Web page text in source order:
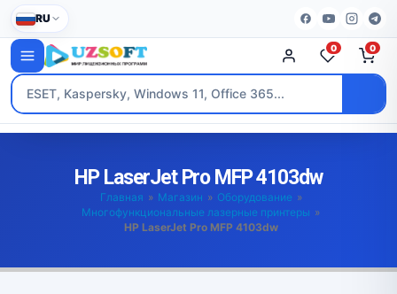
RU
0 0
HP LaserJet Pro MFP 4103dw
Главная » Магазин » Оборудование »
Многофункциональные лазерные принтеры »
HP LaserJet Pro MFP 4103dw